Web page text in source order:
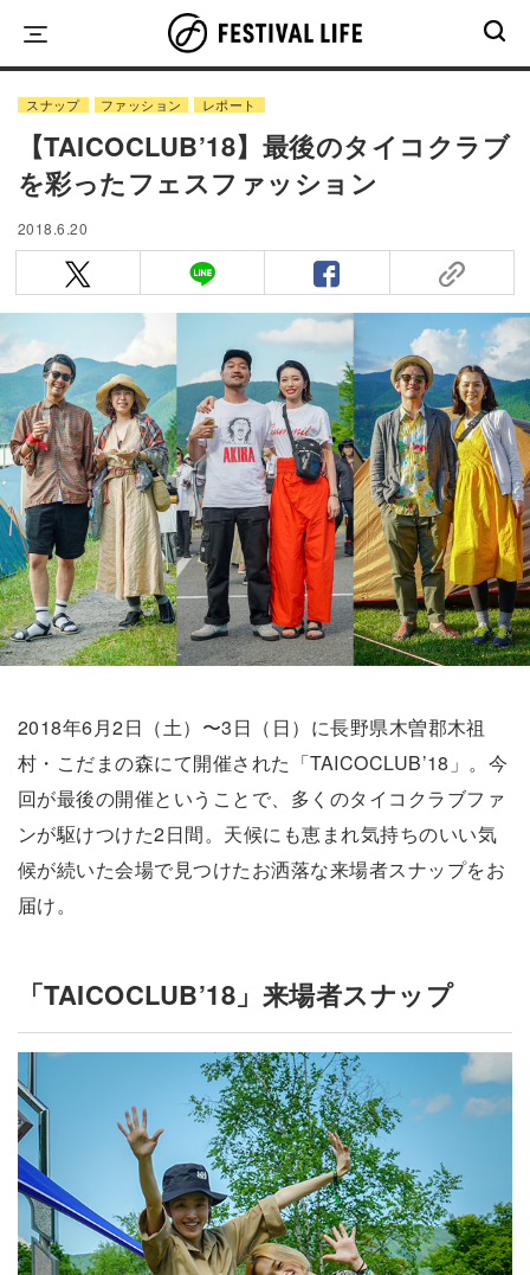
content
スナップ ファッション レポート
【TAICOCLUB’18】最後のタイコクラブ
を彩ったフェスファッション
2018.6.20
2018年6月2日（土）〜3日（日）に長野県木曽郡木祖
村・こだまの森にて開催された「TAICOCLUB’18」。今
回が最後の開催ということで、多くのタイコクラブファ
ンが駆けつけた2日間。天候にも恵まれ気持ちのいい気
候が続いた会場で見つけたお洒落な来場者スナップをお
届け。
「TAICOCLUB’18」来場者スナップ